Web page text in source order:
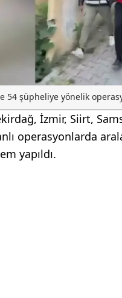
54 şüpheliye yönelik
İzmir, Siirt,
operasyonlarda
yapıldı.